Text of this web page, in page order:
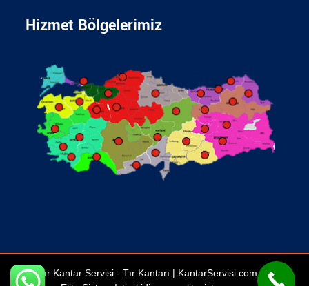
Hizmet Bölgelerimiz
Tır Kantar Servisi - Tır Kantarı | KantarServisi.com Bir